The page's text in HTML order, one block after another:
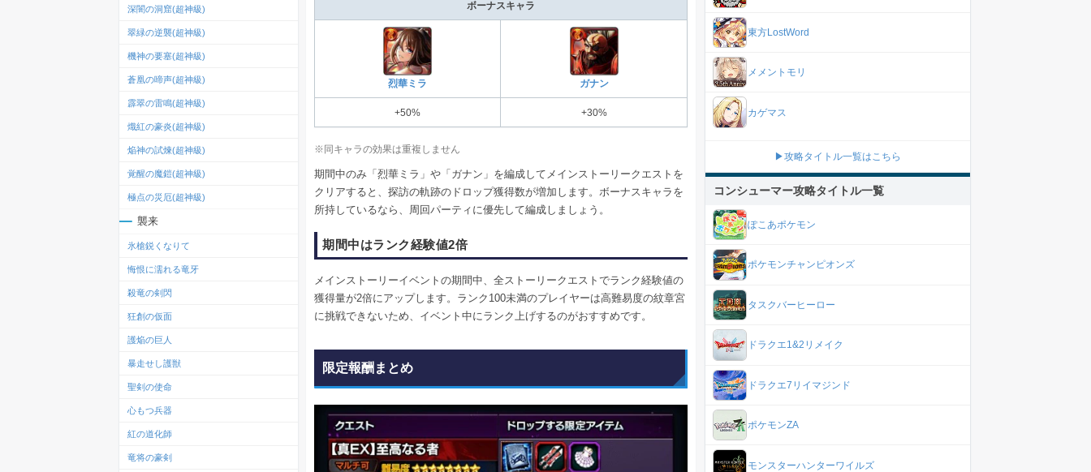
ボーナスキャラ
烈華ミラ ガナン
+50% +30%
※同キャラの効果は重複しません
期間中のみ「烈華ミラ」や「ガナン」を編成してメインストーリークエストを
クリアすると、探訪の軌跡のドロップ獲得数が増加します。ボーナスキャラを
所持しているなら、周回パーティに優先して編成しましょう。
期間中はランク経験値2倍
メインストーリーイベントの期間中、全ストーリークエストでランク経験値の
獲得量が2倍にアップします。ランク100未満のプレイヤーは高難易度の紋章宮
に挑戦できないため、イベント中にランク上げするのがおすすめです。
限定報酬まとめ
深闇の洞窟(超神級)
翠緑の逆襲(超神級)
機神の要塞(超神級)
蒼凰の啼声(超神級)
霹翠の雷鳴(超神級)
熾紅の豪炎(超神級)
焔神の試煉(超神級)
覚醒の魔鎧(超神級)
極点の災厄(超神級)
襲来
氷槍鋭くなりて
悔恨に濡れる竜牙
殺竜の剣閃
狂創の仮面
護焔の巨人
暴走せし護獣
聖剣の使命
心もつ兵器
紅の道化師
竜将の豪剣
東方LostWord
メメントモリ
カゲマス
▶攻略タイトル一覧はこちら
コンシューマー攻略タイトル一覧
ぽこあポケモン
ポケモンチャンピオンズ
タスクバーヒーロー
ドラクエ1&2リメイク
ドラクエ7リイマジンド
ポケモンZA
モンスターハンターワイルズ